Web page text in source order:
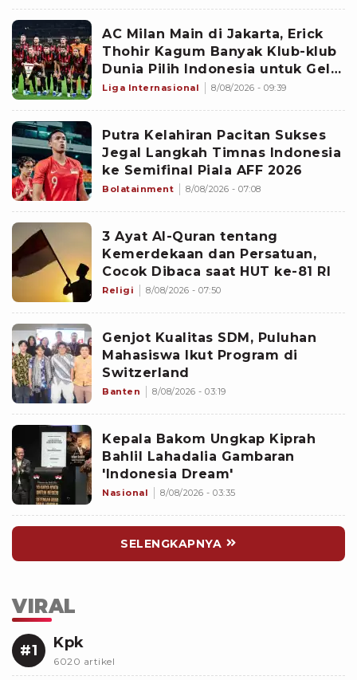
AC Milan Main di Jakarta, Erick
Thohir Kagum Banyak Klub-klub
Dunia Pilih Indonesia untuk Gelar
Pramusim: Dampaknya Positif
Liga Internasional 8/08/2026 - 09:39
Putra Kelahiran Pacitan Sukses
Jegal Langkah Timnas Indonesia
ke Semifinal Piala AFF 2026
Bolatainment 8/08/2026 - 07:08
3 Ayat Al-Quran tentang
Kemerdekaan dan Persatuan,
Cocok Dibaca saat HUT ke-81 RI
Religi 8/08/2026 - 07:50
Genjot Kualitas SDM, Puluhan
Mahasiswa Ikut Program di
Switzerland
Banten 8/08/2026 - 03:19
Kepala Bakom Ungkap Kiprah
Bahlil Lahadalia Gambaran
'Indonesia Dream'
Nasional 8/08/2026 - 03:35
SELENGKAPNYA
VIRAL
#1 Kpk
6020 artikel